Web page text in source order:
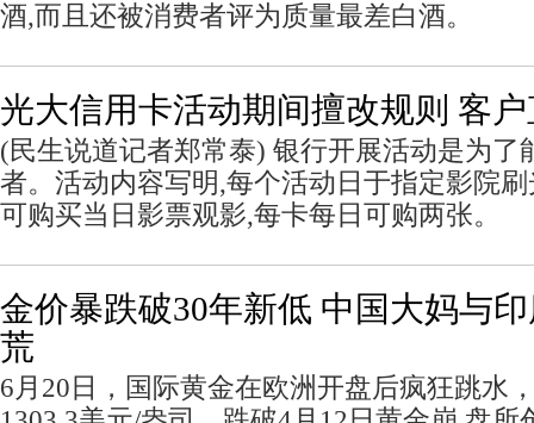
酒,而且还被消费者评为质量最差白酒。
光大信用卡活动期间擅改规则 客
(民生说道记者郑常泰) 银行开展活动是为了
者。活动内容写明,每个活动日于指定影院
可购买当日影票观影,每卡每日可购两张。
金价暴跌破30年新低 中国大妈与
荒
6月20日，国际黄金在欧洲开盘后疯狂跳水